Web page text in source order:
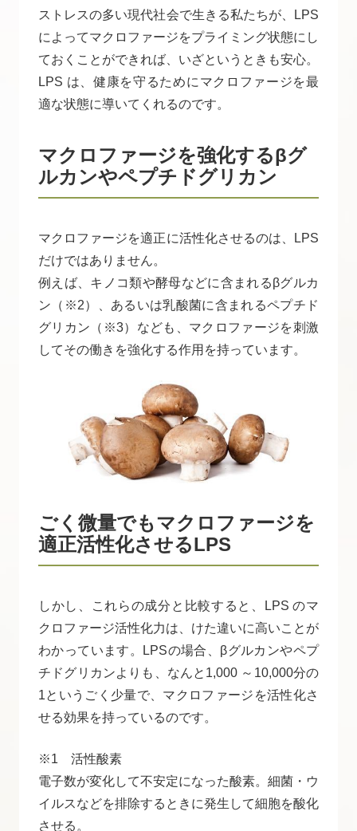
ストレスの多い現代社会で生きる私たちが、LPS
によってマクロファージをプライミング状態にし
ておくことができれば、いざというときも安心。
LPS は、健康を守るためにマクロファージを最
適な状態に導いてくれるのです。
マクロファージを強化するβグ
ルカンやペプチドグリカン
マクロファージを適正に活性化させるのは、LPS
だけではありません。
例えば、キノコ類や酵母などに含まれるβグルカ
ン（※2）、あるいは乳酸菌に含まれるペプチド
グリカン（※3）なども、マクロファージを刺激
してその働きを強化する作用を持っています。
ごく微量でもマクロファージを
適正活性化させるLPS
しかし、これらの成分と比較すると、LPS のマ
クロファージ活性化力は、けた違いに高いことが
わかっています。LPSの場合、βグルカンやペプ
チドグリカンよりも、なんと1,000 ～10,000分の
1というごく少量で、マクロファージを活性化さ
せる効果を持っているのです。
※1 活性酸素
電子数が変化して不安定になった酸素。細菌・ウ
イルスなどを排除するときに発生して細胞を酸化
させる。